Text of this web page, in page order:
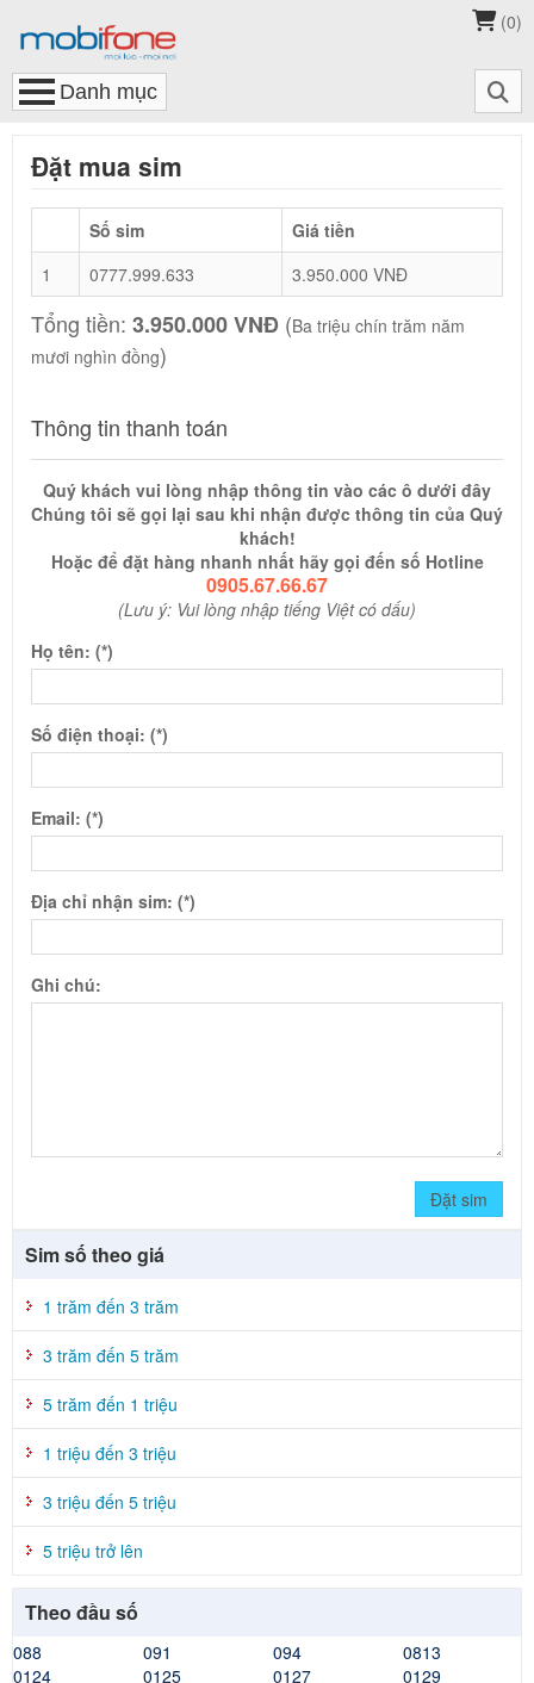
(0)
Đặt mua sim
Số sim
Giá tiền
1
0777.999.633 3.950.000 VNĐ
Tổng tiền: 3.950.000 VNĐ (Ba triệu chín trăm năm
mươi nghìn đồng)
Thông tin thanh toán
Quý khách vui lòng nhập thông tin vào các ô dưới đây
Chúng tôi sẽ gọi lại sau khi nhận được thông tin của Quý
khách!
Hoặc để đặt hàng nhanh nhất hãy gọi đến số Hotline
0905.67.66.67
(Lưu ý: Vui lòng nhập tiếng Việt có dấu)
Họ tên: (*)
Số điện thoại: (*)
Email: (*)
Địa chỉ nhận sim: (*)
Ghi chú:
Đặt sim
Sim số theo giá
1 trăm đến 3 trăm
3 trăm đến 5 trăm
5 trăm đến 1 triệu
1 triệu đến 3 triệu
3 triệu đến 5 triệu
5 triệu trở lên
Theo đầu số
088 091 094
0813
0124
0125 0127
0129